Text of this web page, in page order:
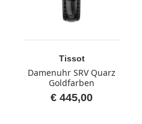
Tissot
Damenuhr SRV Quarz
Goldfarben
€ 445,00